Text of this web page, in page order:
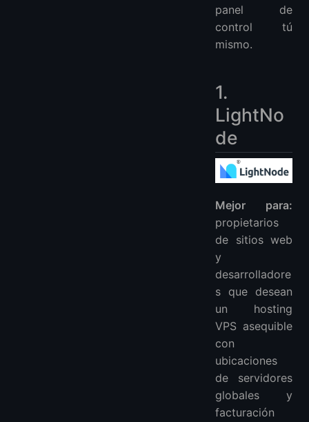
panel de
control tú
mismo.
1.
LightNo
de
Mejor para:
propietarios
de sitios web
y
desarrolladore
s que desean
un hosting
VPS asequible
con
ubicaciones
de servidores
globales y
facturación